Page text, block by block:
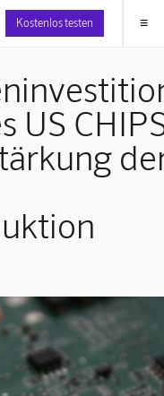
Kostenlos testen ≡
US